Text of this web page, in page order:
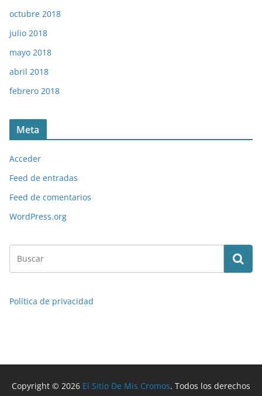
octubre 2018
julio 2018
mayo 2018
abril 2018
febrero 2018
Meta
Acceder
Feed de entradas
Feed de comentarios
WordPress.org
Política de privacidad
Copyright © 2026 El Sitio De Mis Cromos. Todos los derechos